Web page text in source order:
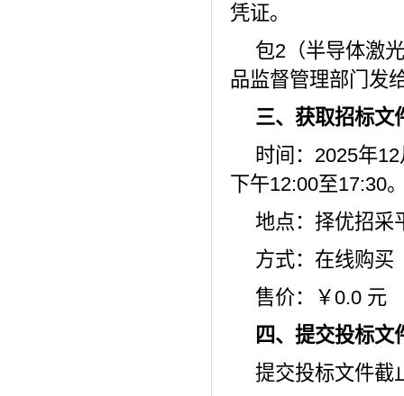
凭证。
包2（半导体激
品监督管理部门发
三、获取招标文
时间： 2025年
下午12:00至17:30
地点：择优招采
方式：在线购买
售价：￥0.0 元
四、提交投标文
提交投标文件截